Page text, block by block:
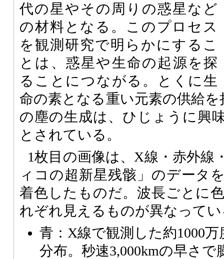
代の星やその周りの惑星など
の材料となる。このプロセス
を観測研究で明らかにするこ
とは、惑星や生命の起源を探
ることにつながる。とくに生
命の素となる重い元素の供給
の塵の生成は、ひじょうに興
とされている。
1枚目の画像は、X線・赤外線
ィコの超新星残骸」のデータ
着色したものだ。波長ごとに
れぞれ見えるものが異なって
青：X線で観測した約1000
分布。秒速3,000kmの早さで